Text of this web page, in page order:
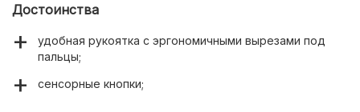
Достоинства
удобная рукоятка с эргономичными вырезами под
пальцы;
сенсорные кнопки;